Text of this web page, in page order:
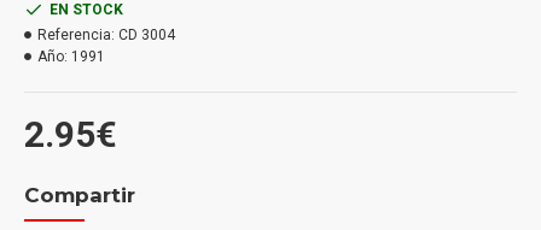
2.95€
EN STOCK
Referencia: CD 3004
Año: 1991
Compartir